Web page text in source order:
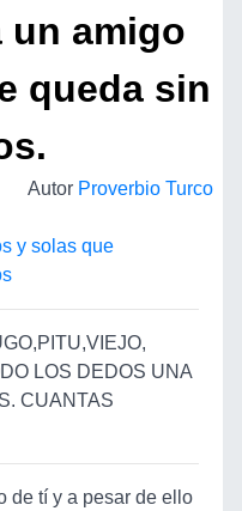
un amigo
queda sin
Autor Proverbio Turco
y solas que
LOS DEDOS UNA
CUANTAS
de tí y a pesar de ello